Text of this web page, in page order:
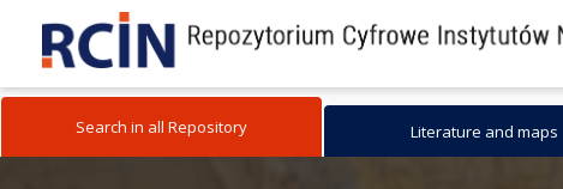
Search in all Repository Literature and maps